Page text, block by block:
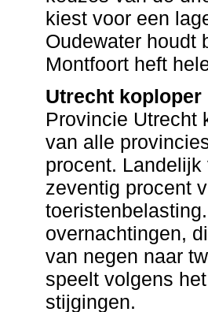
kiest voor een
Oudewater houdt
Montfoort heft
Utrecht
Provincie Utrecht
van alle
procent.
zeventig procent
overnachtingen,
van negen naar
speelt volgens
stijgingen.